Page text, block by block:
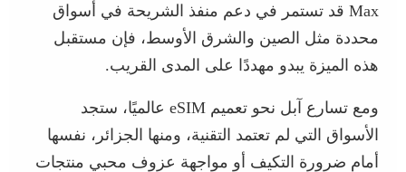
Max قد تستمر في دعم منفذ الشريحة في أسواق
محددة مثل الصين والشرق الأوسط، فإن مستقبل
هذه الميزة يبدو مهددًا على المدى القريب.
ومع تسارع آبل نحو تعميم eSIM عالميًا، ستجد
الأسواق التي لم تعتمد التقنية، ومنها الجزائر، نفسها
أمام ضرورة التكيف أو مواجهة عزوف محبي منتجات